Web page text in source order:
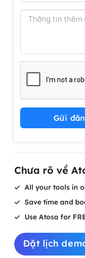
Gửi
Chưa rõ về
All your tools in
Save time and
Use Atosa for
Đặt lịch